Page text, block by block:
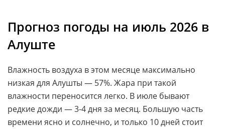
Прогноз погоды на июль 2026 в
Алуште
Влажность воздуха в этом месяце максимально
низкая для Алушты — 57%. Жара при такой
влажности переносится легко. В июле бывают
редкие дожди — 3-4 дня за месяц. Большую часть
времени ясно и солнечно, и только 10 дней стоит